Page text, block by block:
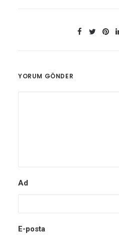
YORUM GÖNDER
Ad
E-posta